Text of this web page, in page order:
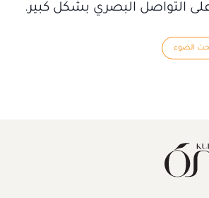
التواصل البصري بشكل كبير.
الضوء